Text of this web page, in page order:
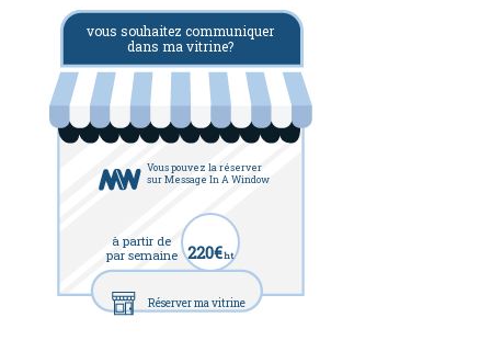
vous souhaitez communiquer
dans ma vitrine?
Vous pouvez la réserver
sur Message In A Window
à partir de
par semaine 220€ht
Réserver ma vitrine